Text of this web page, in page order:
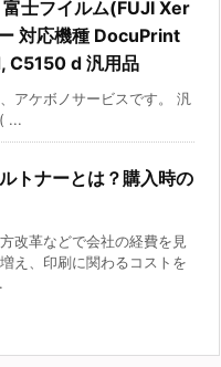
富士フイルム(FUJI Xer
対応機種 DocuPrint
C5150 d 汎用品
アケボノサービスです。 汎
...
トナーとは？購入時の
改革などで会社の経費を見
え、印刷に関わるコストを